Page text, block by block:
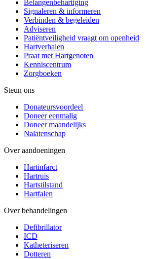
Belangenbehartiging
Signaleren & informeren
Verbinden & begeleiden
Adviseren
Patiëntveiligheid vraagt om openheid
Hartverhalen
Praat met Hartgenoten
Kenniscentrum
Zorgboeken
Steun ons
Donateursvoordeel
Doneer eenmalig
Doneer maandelijks
Nalatenschap
Over aandoeningen
Hartinfarct
Hartruis
Hartstilstand
Hartfalen
Over behandelingen
Defibrillator
ICD
Katheteriseren
Dotteren